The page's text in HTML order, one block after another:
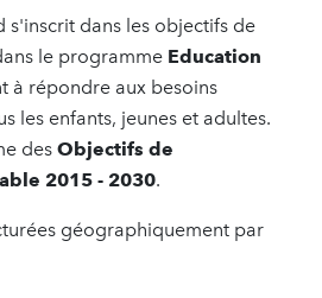
s'inscrit dans les objectifs de
le programme Education
à répondre aux besoins
les enfants, jeunes et adultes.
des Objectifs de
2015 - 2030.
géographiquement par